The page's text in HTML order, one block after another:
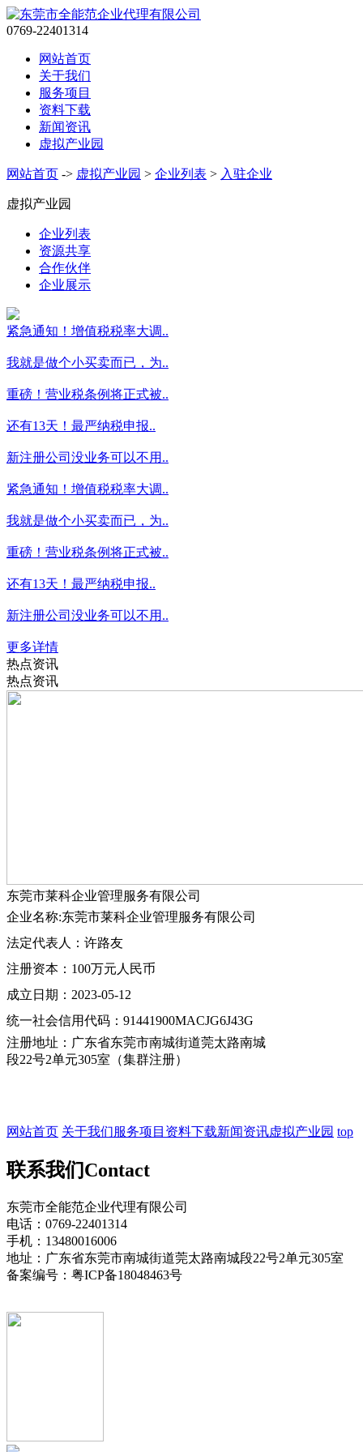
0769-22401314
网站首页
关于我们
服务项目
资料下载
新闻资讯
虚拟产业园
网站首页 -> 虚拟产业园 > 企业列表 > 入驻企业
虚拟产业园
企业列表
资源共享
合作伙伴
企业展示
紧急通知！增值税税率大调..
我就是做个小买卖而已，为..
重磅！营业税条例将正式被..
还有13天！最严纳税申报..
新注册公司没业务可以不用..
紧急通知！增值税税率大调..
我就是做个小买卖而已，为..
重磅！营业税条例将正式被..
还有13天！最严纳税申报..
新注册公司没业务可以不用..
更多详情
热点资讯
热点资讯
东莞市莱科企业管理服务有限公司
企业名称:东莞市莱科企业管理服务有限公司
法定代表人：许路友
注册资本：100万元人民币
成立日期：2023-05-12
统一社会信用代码：91441900MACJG6J43G
注册地址：广东省东莞市南城街道莞太路南城
段22号2单元305室（集群注册）
网站首页 关于我们服务项目 资料下载新闻资讯虚拟产业园 top
联系我们Contact
东莞市全能范企业代理有限公司
电话：0769-22401314
手机：13480016006
地址：广东省东莞市南城街道莞太路南城段22号2单元305室
备案编号：粤ICP备18048463号